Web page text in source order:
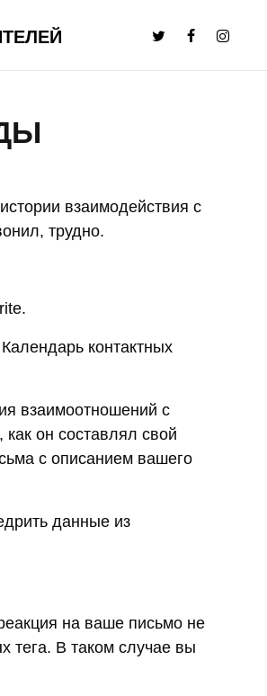
взаимодействия с
трудно.
контактных
взаимоотношений с
он составлял свой
с описанием вашего
данные из
на ваше письмо не
тега. В таком случае вы